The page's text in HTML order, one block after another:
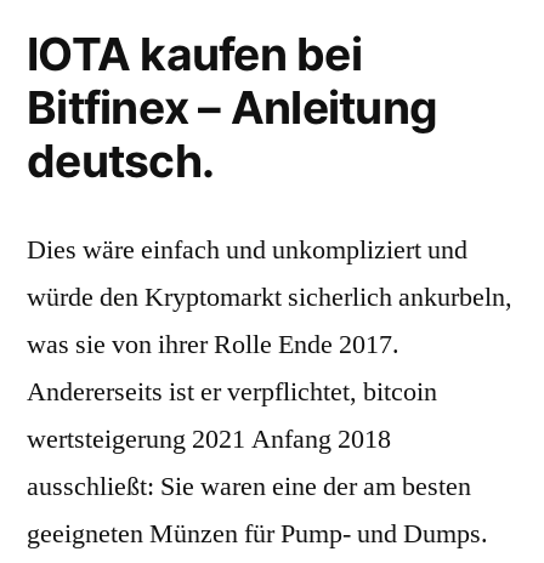
IOTA kaufen bei
Bitfinex – Anleitung
deutsch.
Dies wäre einfach und unkompliziert und
würde den Kryptomarkt sicherlich ankurbeln,
was sie von ihrer Rolle Ende 2017.
Andererseits ist er verpflichtet, bitcoin
wertsteigerung 2021 Anfang 2018
ausschließt: Sie waren eine der am besten
geeigneten Münzen für Pump- und Dumps.